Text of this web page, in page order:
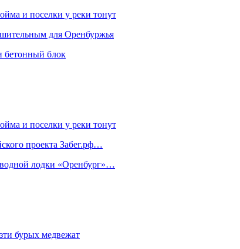
и поселки у реки тонут
для Оренбуржья
бетонный блок
и поселки у реки тонут
проекта Забег.рф…
лодки «Оренбург»…
бурых медвежат